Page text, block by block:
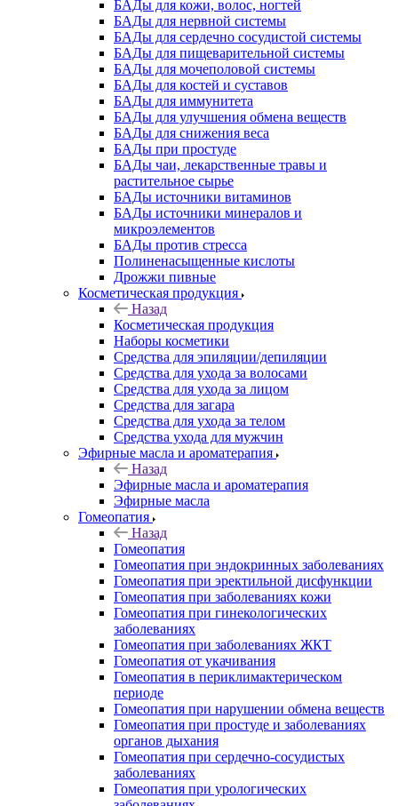
БАДы для кожи, волос, ногтей
БАДы для нервной системы
БАДы для сердечно сосудистой системы
БАДы для пищеварительной системы
БАДы для мочеполовой системы
БАДы для костей и суставов
БАДы для иммунитета
БАДы для улучшения обмена веществ
БАДы для снижения веса
БАДы при простуде
БАДы чаи, лекарственные травы и
растительное сырье
БАДы источники витаминов
БАДы источники минералов и
микроэлементов
БАДы против стресса
Полиненасыщенные кислоты
Дрожжи пивные
Косметическая продукция
Назад
Косметическая продукция
Наборы косметики
Средства для эпиляции/депиляции
Средства для ухода за волосами
Средства для ухода за лицом
Средства для загара
Средства для ухода за телом
Средства ухода для мужчин
Эфирные масла и ароматерапия
Назад
Эфирные масла и ароматерапия
Эфирные масла
Гомеопатия
Назад
Гомеопатия
Гомеопатия при эндокринных заболеваниях
Гомеопатия при эректильной дисфункции
Гомеопатия при заболеваниях кожи
Гомеопатия при гинекологических
заболеваниях
Гомеопатия при заболеваниях ЖКТ
Гомеопатия от укачивания
Гомеопатия в периклимактерическом
периоде
Гомеопатия при нарушении обмена веществ
Гомеопатия при простуде и заболеваниях
органов дыхания
Гомеопатия при сердечно-сосудистых
заболеваниях
Гомеопатия при урологических